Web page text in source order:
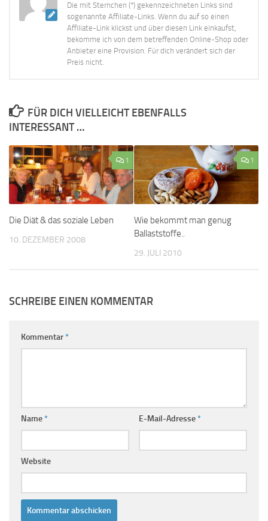
Die mit Sternchen (*) gekennzeichneten Links sind
sogenannte Affiliate-Links. Wenn du auf so einen
Affiliate-Link klickst und über diesen Link einkaufst,
bekomme ich von dem betreffenden Online-Shop oder
Anbieter eine Provision. Für dich verändert sich der
Preis nicht.
FÜR DICH VIELLEICHT EBENFALLS
INTERESSANT …
1
Die Diät & das soziale Leben
10. DEZEMBER 2008
1
Wie bekommt man genug
Ballaststoffe..
29. JULI 2010
SCHREIBE EINEN KOMMENTAR
Kommentar*
Name* E-Mail-Adresse*
Website